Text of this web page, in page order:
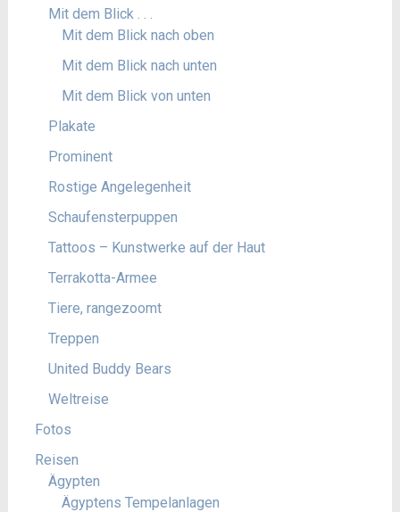
Mit dem Blick . . .
Mit dem Blick nach oben
Mit dem Blick nach unten
Mit dem Blick von unten
Plakate
Prominent
Rostige Angelegenheit
Schaufensterpuppen
Tattoos – Kunstwerke auf der Haut
Terrakotta-Armee
Tiere, rangezoomt
Treppen
United Buddy Bears
Weltreise
Fotos
Reisen
Ägypten
Ägyptens Tempelanlagen